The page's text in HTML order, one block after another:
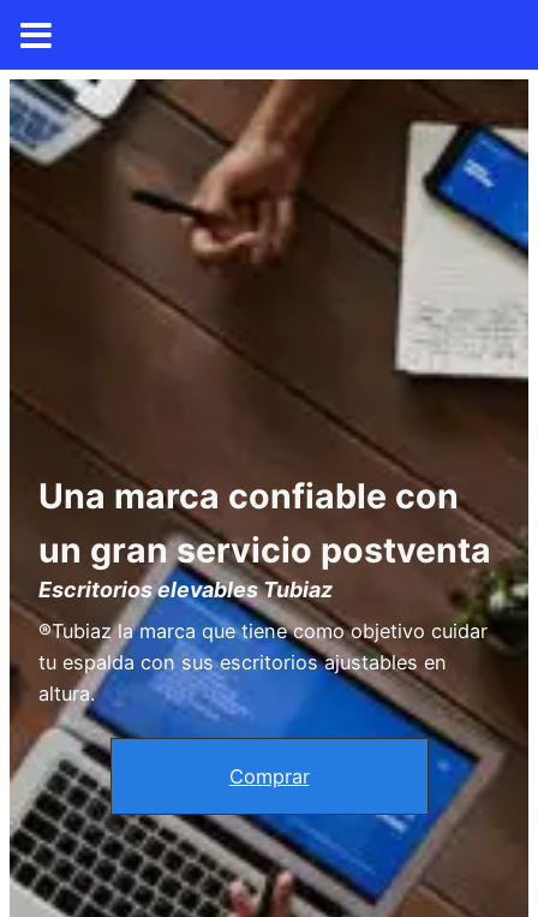
Una marca confiable con
un gran servicio postventa
Escritorios elevables Tubiaz
®Tubiaz la marca que tiene como objetivo cuidar
tu espalda con sus escritorios ajustables en
altura.
Comprar